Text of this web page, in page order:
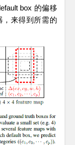
box 的偏移
，来得到所需的